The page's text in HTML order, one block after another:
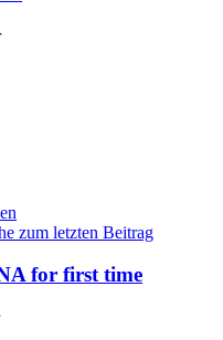
for first time